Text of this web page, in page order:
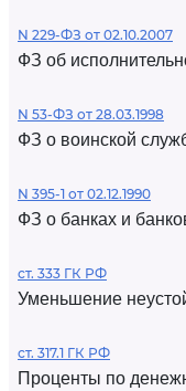
N 229-ФЗ от 02.10.2007
ФЗ об
N 53-ФЗ от 28.03.1998
ФЗ о воинской
N 395-1 от 02.12.1990
ФЗ о банках и
ст. 333 ГК РФ
Уменьшение
ст. 317.1 ГК РФ
Проценты по